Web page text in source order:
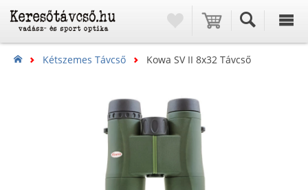
Kétszemes Távcső Kowa SV II 8x32 Távcső